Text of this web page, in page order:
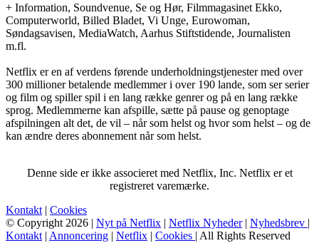
+ Information, Soundvenue, Se og Hør, Filmmagasinet Ekko,
Computerworld, Billed Bladet, Vi Unge, Eurowoman,
Søndagsavisen, MediaWatch, Aarhus Stiftstidende, Journalisten
m.fl.
Netflix er en af verdens førende underholdningstjenester med over
300 millioner betalende medlemmer i over 190 lande, som ser serier
og film og spiller spil i en lang række genrer og på en lang række
sprog. Medlemmerne kan afspille, sætte på pause og genoptage
afspilningen alt det, de vil – når som helst og hvor som helst – og de
kan ændre deres abonnement når som helst.
Denne side er ikke associeret med Netflix, Inc. Netflix er et
registreret varemærke.
Kontakt | Cookies
© Copyright 2026 | Nyt på Netflix | Netflix Nyheder| Nyhedsbrev |
Kontakt | Annoncering | Netflix | Cookies | All Rights Reserved